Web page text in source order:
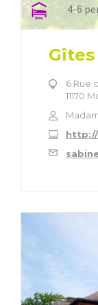
4-6
6 Rue
11170